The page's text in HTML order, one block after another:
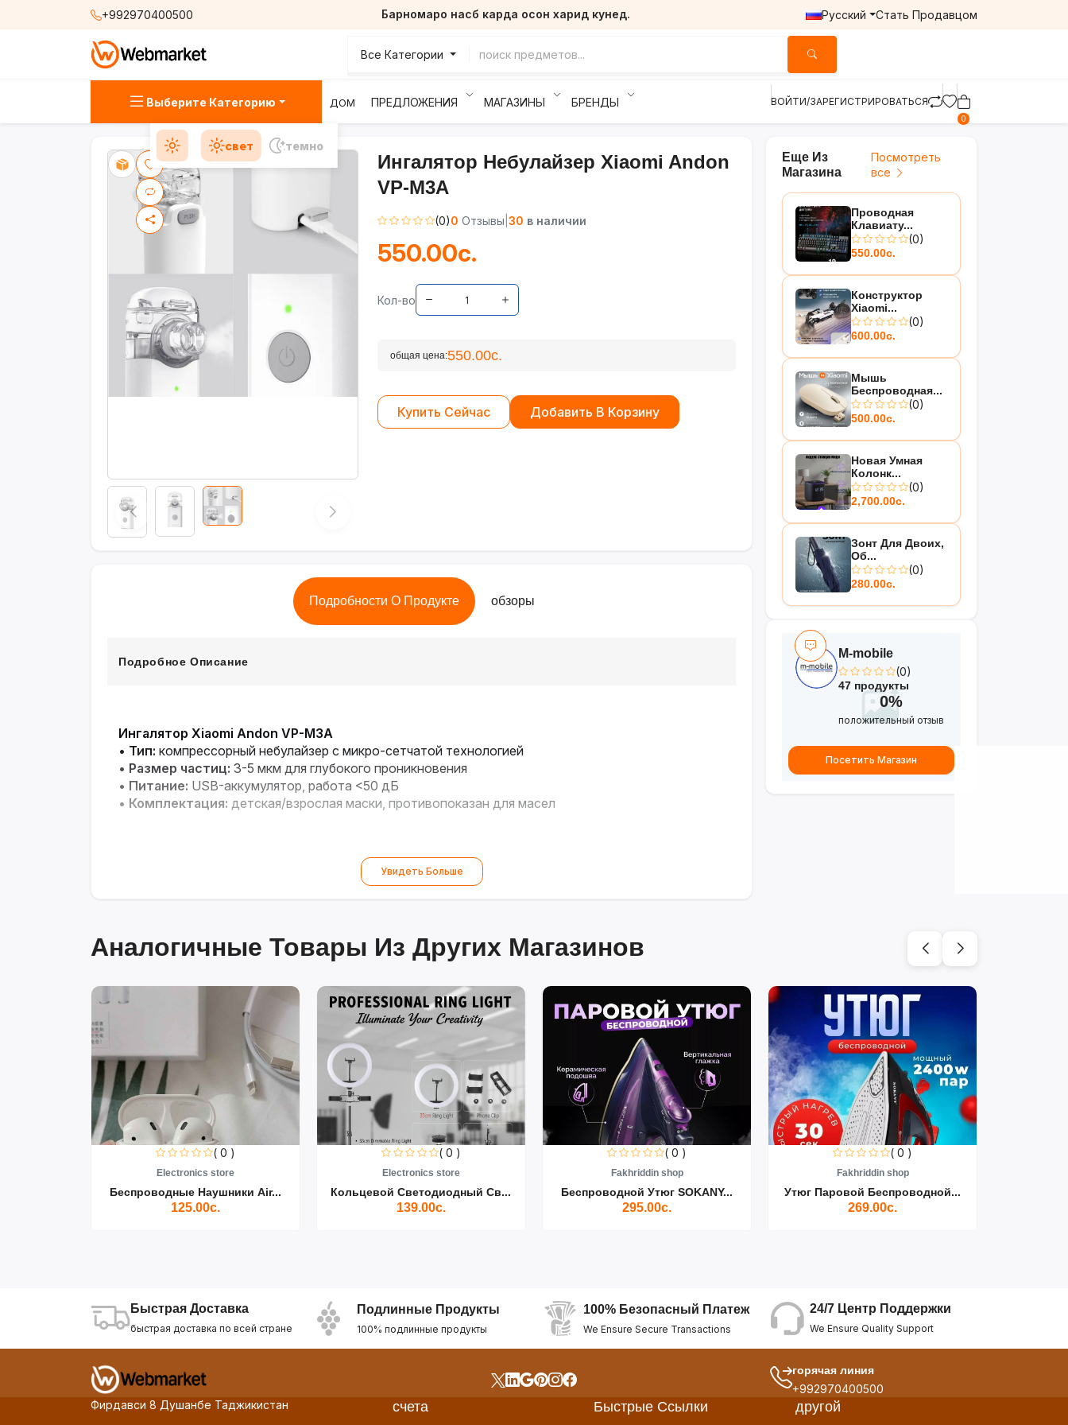
+992970400500 Барномаро насб карда осон харид кунед. Русский Стать Продавцом
Все Категории
Выберите Категорию ДОМ ПРЕДЛОЖЕНИЯ МАГАЗИНЫ БРЕНДЫ ВОЙТИ/ЗАРЕГИСТРИРОВАТЬСЯ
0
свет темно
Ингалятор Небулайзер Xiaomi Andon
VP-M3A
(0)0 Отзывы 30 в наличии
550.00с.
Кол-во
общая цена:550.00с.
Купить Сейчас Добавить В Корзину
Подробности О Продукте обзоры
Подробное Описание
Ингалятор Xiaomi Andon VP-M3A
• Тип: компрессорный небулайзер с микро-сетчатой технологией
• Размер частиц: 3-5 мкм для глубокого проникновения
• Питание: USB-аккумулятор, работа <50 дБ
• Комплектация: детская/взрослая маски, противопоказан для масел
Увидеть Больше
Еще Из
Магазина
Посмотреть
все
Проводная
Клавиату...
(0)
550.00с.
Конструктор
Xiaomi...
(0)
600.00с.
Мышь
Беспроводная...
(0)
500.00с.
Новая Умная
Колонк...
(0)
2,700.00с.
Зонт Для Двоих,
Об...
(0)
280.00с.
M-mobile
(0)
47 продукты
0%
положительный отзыв
Посетить Магазин
Аналогичные Товары Из Других Магазинов
( 0 )
Electronics store
Беспроводные Наушники Air...
125.00с.
( 0 )
Electronics store
Кольцевой Светодиодный Св...
139.00с.
( 0 )
Fakhriddin shop
Беспроводной Утюг SOKANY...
295.00с.
( 0 )
Fakhriddin shop
Утюг Паровой Беспроводной...
269.00с.
Быстрая Доставка
быстрая доставка по всей стране
Подлинные Продукты
100% подлинные продукты
100% Безопасный Платеж
We Ensure Secure Transactions
24/7 Центр Поддержки
We Ensure Quality Support
горячая линия
+992970400500
Фирдавси 8 Душанбе Таджикистан
счета Быстрые Ссылки другой